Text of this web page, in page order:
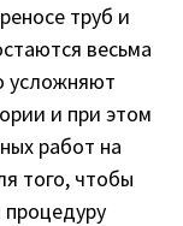
труб и
весьма
усложняют
и при этом
работ на
того, чтобы